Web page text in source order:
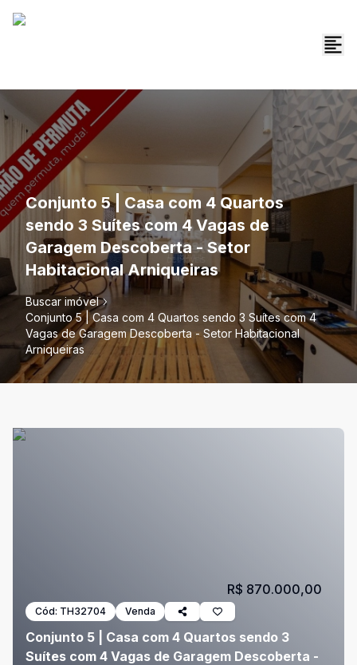
Conjunto 5 | Casa com 4 Quartos
sendo 3 Suítes com 4 Vagas de
Garagem Descoberta - Setor
Habitacional Arniqueiras
Buscar imóvel
Conjunto 5 | Casa com 4 Quartos sendo 3 Suítes com 4
Vagas de Garagem Descoberta - Setor Habitacional
Arniqueiras
Cód: TH32704 Venda
Conjunto 5 | Casa com 4 Quartos sendo 3
Suítes com 4 Vagas de Garagem Descoberta -
R$ 870.000,00